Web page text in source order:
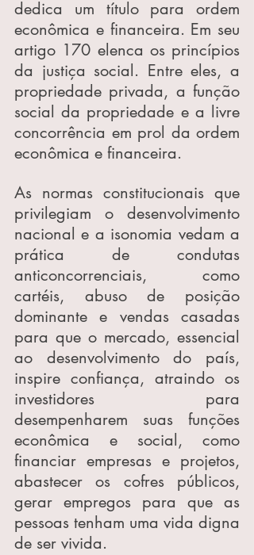
dedica um título para ordem
econômica e financeira. Em seu
artigo 170 elenca os princípios
da justiça social. Entre eles, a
propriedade privada, a função
social da propriedade e a livre
concorrência em prol da ordem
econômica e financeira.
As normas constitucionais que
privilegiam o desenvolvimento
nacional e a isonomia vedam a
prática de condutas
anticoncorrenciais, como
cartéis, abuso de posição
dominante e vendas casadas
para que o mercado, essencial
ao desenvolvimento do país,
inspire confiança, atraindo os
investidores para
desempenharem suas funções
econômica e social, como
financiar empresas e projetos,
abastecer os cofres públicos,
gerar empregos para que as
pessoas tenham uma vida digna
de ser vivida.